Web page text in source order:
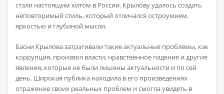
стали настоящим хитом в России. Крылову удалось создать
неповторимый стиль, который отличался остроумием,
яркостью и глубиной мысли.
Басни Крылова затрагивали такие актуальные проблемы, как
коррупция, произвол власти, нравственное падение и другие
явления, которые не были лишены актуальности и по сей
день. Широкая публика находила в его произведениях
отражение своих реальных проблем и смогла увидеть в